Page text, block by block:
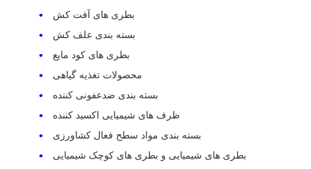
بطری های آفت کش
بسته بندی علف کش
بطری های کود مایع
محصولات تغذیه گیاهی
بسته بندی ضدعفونی کننده
ظرف های شیمیایی اکسید کننده
بسته بندی مواد سطح فعال کشاورزی
بطری های شیمیایی و بطری های کوچک شیمیایی